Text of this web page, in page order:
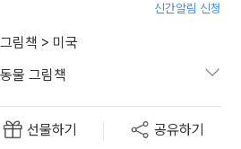
신간알림 신청
림책 > 미국
동물 그림책
선물하기 공유하기